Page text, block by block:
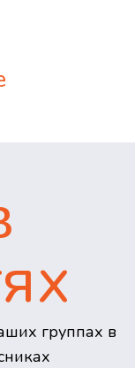
группах в